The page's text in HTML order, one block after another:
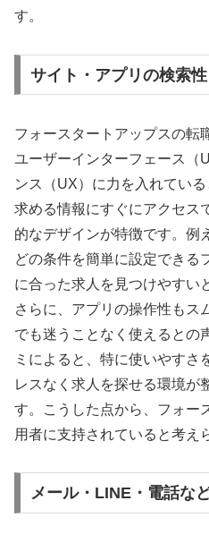
す。
サイト・アプリの検索
フォースタートアップスの転
ユーザーインターフェース（
ンス（UX）に力を入れてい
求める情報にすぐにアクセス
的なデザインが特徴です。例
どの条件を簡単に設定できる
に合った求人を見つけやすい
さらに、アプリの操作性もス
でも迷うことなく使えるとの
ミによると、特に使いやすさ
レスなく求人を探せる環境が
す。こうした点から、フォー
用者に支持されていると考え
メール・LINE・電話な